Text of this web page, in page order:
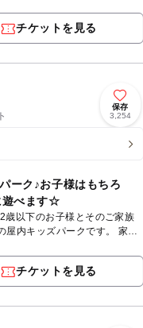
チケットを見る
保存
3,254
ーク♪お子様はもちろ
遊べます☆
歳以下のお子様とそのご家族
屋内キッズパークです。 家で
安全にご家族みんなで楽しめ
チケットを見る